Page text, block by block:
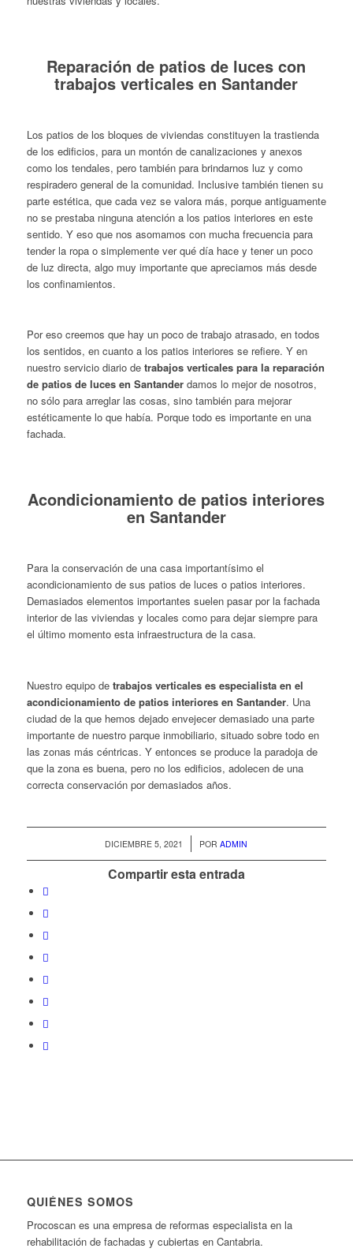
Reparación de patios de luces con
trabajos verticales en Santander
Los patios de los bloques de viviendas constituyen la trastienda
de los edificios, para un montón de canalizaciones y anexos
como los tendales, pero también para brindarnos luz y como
respiradero general de la comunidad. Inclusive también tienen su
parte estética, que cada vez se valora más, porque antiguamente
no se prestaba ninguna atención a los patios interiores en este
sentido. Y eso que nos asomamos con mucha frecuencia para
tender la ropa o simplemente ver qué día hace y tener un poco
de luz directa, algo muy importante que apreciamos más desde
los confinamientos.
Por eso creemos que hay un poco de trabajo atrasado, en todos
los sentidos, en cuanto a los patios interiores se refiere. Y en
nuestro servicio diario de trabajos verticales para la reparación
de patios de luces en Santanderdamos lo mejor de nosotros,
no sólo para arreglar las cosas, sino también para mejorar
estéticamente lo que había. Porque todo es importante en una
fachada.
Acondicionamiento de patios interiores
en Santander
Para la conservación de una casa importantísimo el
acondicionamiento de sus patios de luces o patios interiores.
Demasiados elementos importantes suelen pasar por la fachada
interior de las viviendas y locales como para dejar siempre para
el último momento esta infraestructura de la casa.
Nuestro equipo de trabajos verticales es especialista en el
acondicionamiento de patios interiores en Santander. Una
ciudad de la que hemos dejado envejecer demasiado una parte
importante de nuestro parque inmobiliario, situado sobre todo en
las zonas más céntricas. Y entonces se produce la paradoja de
que la zona es buena, pero no los edificios, adolecen de una
correcta conservación por demasiados años.
DICIEMBRE 5, 2021
/ PORADMIN
Compartir esta entrada
QUIÉNES SOMOS
Procoscan es una empresa de reformas especialista en la
rehabilitación de fachadas y cubiertas en Cantabria.